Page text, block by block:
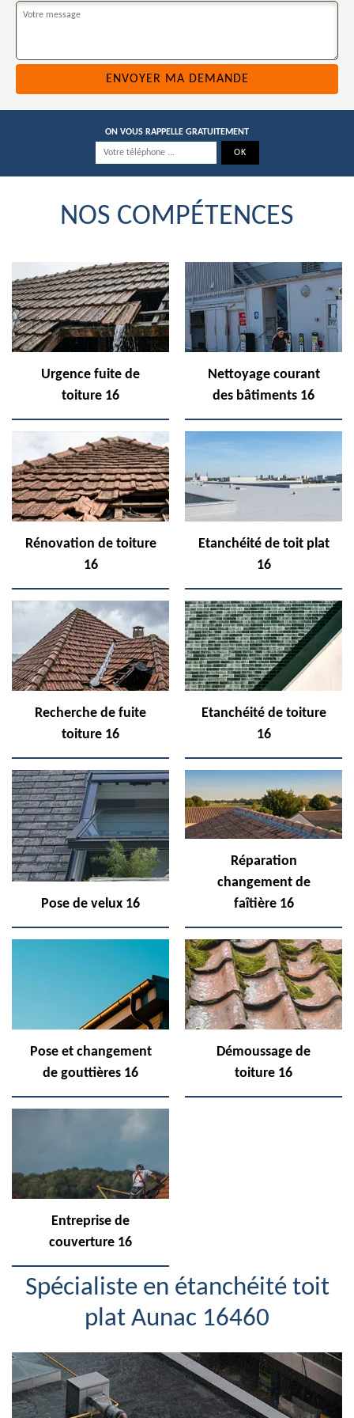
ON VOUS RAPPELLE GRATUITEMENT
NOS COMPÉTENCES
Urgence fuite de
toiture 16
Nettoyage courant
des bâtiments 16
Rénovation de toiture
16
Etanchéité de toit plat
16
Recherche de fuite
toiture 16
Etanchéité de toiture
16
Pose de velux 16
Réparation
changement de
faîtière 16
Pose et changement
de gouttières 16
Démoussage de
toiture 16
Entreprise de
couverture 16
Spécialiste en étanchéité toit
plat Aunac 16460